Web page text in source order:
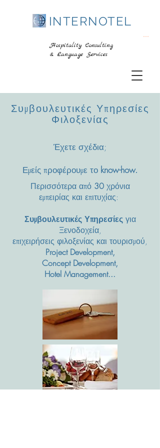
Hospitality Consulting
& Language Services
...
INTERNOTEL
Συμβουλευτικές Υπηρεσίες
Φιλοξενίας
Έχετε σχέδια;
Εμείς προφέρουμε το know-how.
Περισσότερα από 30χρόνια
εμπειρίας και επιτυχίας:
Συμβουλευτικές Υπηρεσίεςγια
Ξενοδοχεία,
επιχειρήσεις φιλοξενίας και τουρισμού,
Project Development,
Concept Development,
Hotel Management...